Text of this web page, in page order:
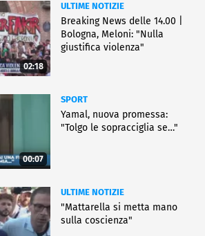
02:18
ULTIME NOTIZIE
Breaking News delle 14.00 |
Bologna, Meloni: "Nulla
giustifica violenza"
00:07
SPORT
Yamal, nuova promessa:
"Tolgo le sopracciglia se…"
ULTIME NOTIZIE
"Mattarella si metta mano
sulla coscienza"